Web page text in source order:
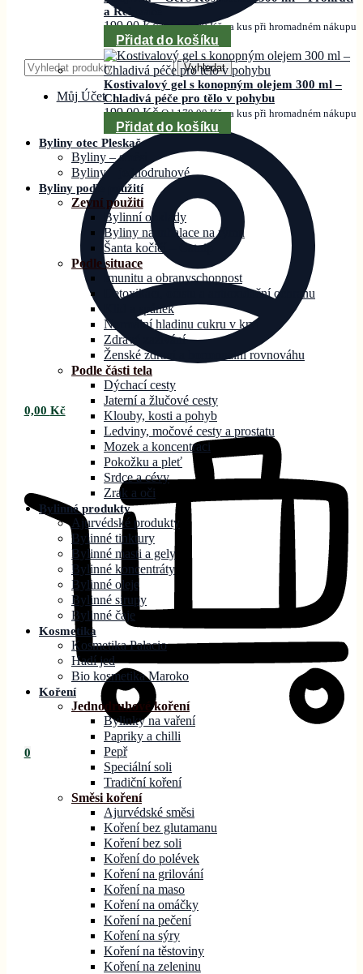
Hledat: Vyhledat
Můj Účet
0,00 Kč
0
a Relaxace
199,00Kč Od179,00Kčza kus při hromadném nákupu
Přidat do košíku
Kostivalový gel s konopným olejem 300 ml –
Chladivá péče pro tělo v pohybu
199,00Kč Od179,00Kčza kus při hromadném nákupu
Přidat do košíku
Byliny otec Pleskač
Byliny – směsi
Byliny – jednodruhové
Byliny podle použití
Zevní použití
Bylinní obklady
Byliny na inhalace na rýmu
Šanta kočičí – Catnip
Podle situace
Imunitu a obranyschopnost
Detoxikaci, očistu a antioxidační ochranu
Klid a spánek
Normální hladinu cukru v krvi
Zdravé zažívání
Ženské zdraví a hormonální rovnováhu
Podle části tela
Dýchací cesty
Jaterní a žlučové cesty
Klouby, kosti a pohyb
Ledviny, močové cesty a prostatu
Mozek a koncentraci
Pokožku a pleť
Srdce a cévy
Zrak a oči
Bylinné produkty
Ajurvédské produkty
Bylinné tinktury
Bylinné masti a gely
Bylinné koncentráty
Bylinné oleje
Bylinné sirupy
Bylinné čaje
Kosmetika
Kosmetika Palacio
Hadí jed
Bio kosmetika Maroko
Koření
Jednodruhové koření
Bylinky na vaření
Papriky a chilli
Pepř
Speciální soli
Tradiční koření
Směsi koření
Ajurvédské směsi
Koření bez glutamanu
Koření bez soli
Koření do polévek
Koření na grilování
Koření na maso
Koření na omáčky
Koření na pečení
Koření na sýry
Koření na těstoviny
Koření na zeleninu